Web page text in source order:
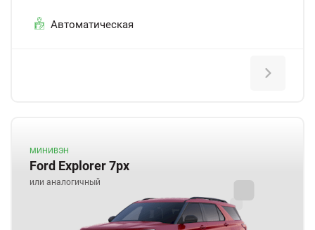
Автоматическая
МИНИВЭН
Ford Explorer 7px
или аналогичный